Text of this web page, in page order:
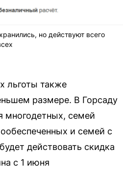
но действуют всего
льготы также
размере. В Горсаду
многодетных, семей
и семей с
действовать скидка
с 1 июня